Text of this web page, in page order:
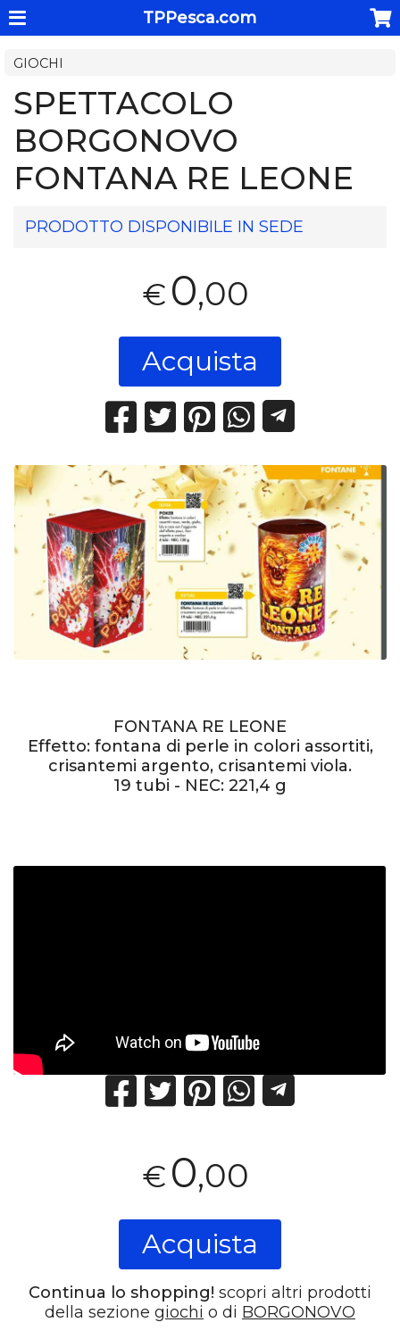
TPPesca.com
GIOCHI
SPETTACOLO
BORGONOVO
FONTANA RE LEONE
PRODOTTO DISPONIBILE IN SEDE
€0,00
Acquista
FONTANA RE LEONE
Effetto: fontana di perle in colori assortiti,
crisantemi argento, crisantemi viola.
19 tubi - NEC: 221,4 g
€0,00
Acquista
Continua lo shopping! scopri altri prodotti
della sezione giochi o di BORGONOVO